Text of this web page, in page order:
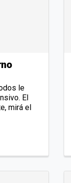
le
El
mirá el